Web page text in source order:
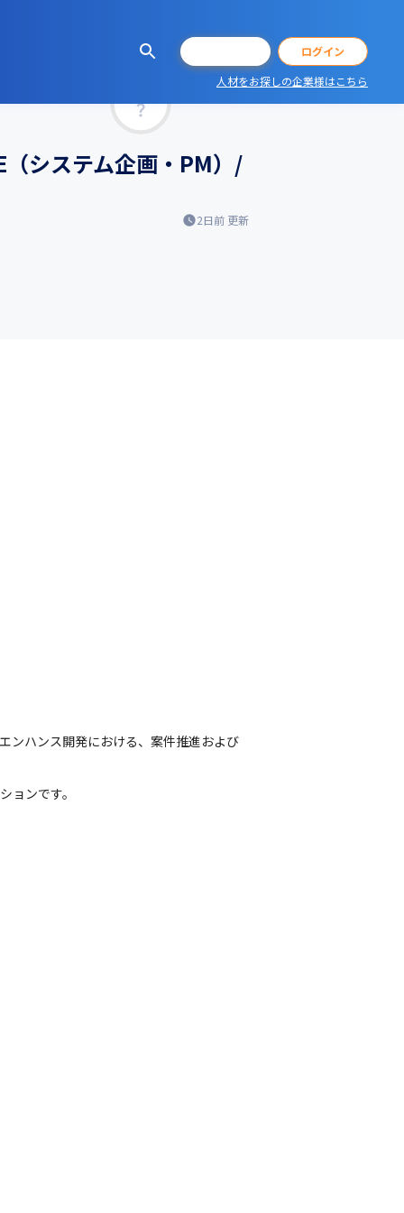
ログイン
人材をお探しの企業様はこちら
（システム企画・PM）/
2日前 更新
ンハンス開発における、案件推進および
ョンです。